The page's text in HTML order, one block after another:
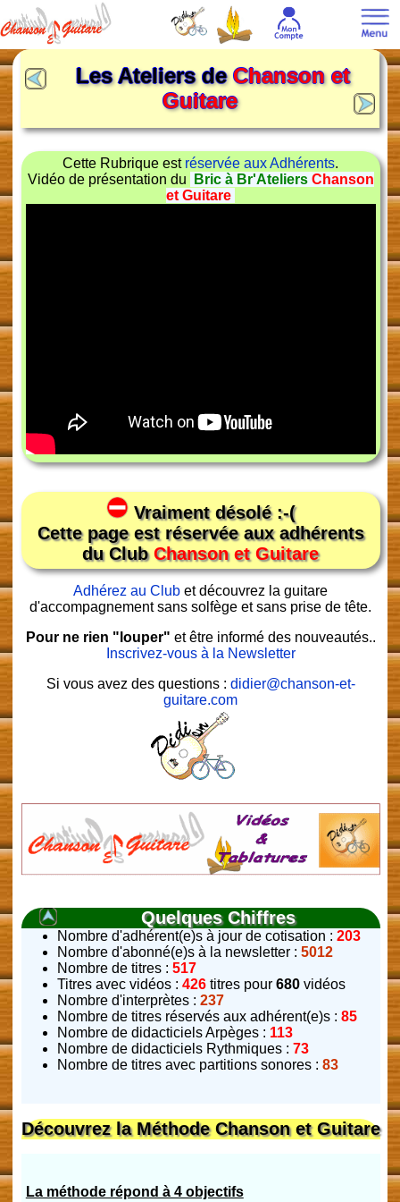
Les Ateliers deChanson et
Guitare
Cette Rubrique est réservée aux Adhérents.
Vidéo de présentation du
Bric à Br'Ateliers Chanson
et Guitare
Vraiment désolé :-(
Cette page est réservée aux adhérents
du ClubChanson et Guitare
Adhérez au Club et découvrez la guitare
d'accompagnement sans solfège et sans prise de tête.
Pour ne rien "louper" et être informé des nouveautés..
Inscrivez-vous à la Newsletter
Si vous avez des questions : didier@chanson-et-
guitare.com
Quelques Chiffres
Nombre d'adhérent(e)s à jour de cotisation : 203
Nombre d'abonné(e)s à la newsletter : 5012
Nombre de titres : 517
Titres avec vidéos : 426 titres pour 680 vidéos
Nombre d'interprètes : 237
Nombre de titres réservés aux adhérent(e)s : 85
Nombre de didacticiels Arpèges : 113
Nombre de didacticiels Rythmiques : 73
Nombre de titres avec partitions sonores : 83
Découvrez la Méthode Chanson et Guitare
La méthode répond à 4 objectifs